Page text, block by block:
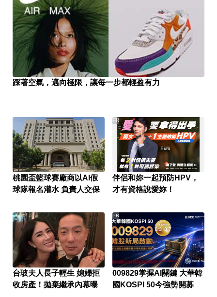
踩著空氣，邁向極限，讓每一步都輕盈有力
桃園盃籃球賽廠商以AI假
球隊報名灌水 負責人交保
伴侶和妳一起預防HPV，
才有資格說愛妳！
PR
台玻夫人長子輕生 媳婦拒
收房產！拋棄繼承內幕曝
009829掌握AI關鍵 大華韓
國KOSPI 50今強勢開募
PR